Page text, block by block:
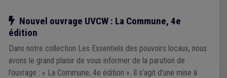
Notre action
Nouvel ouvrage UVCW : La Commune, 4e
édition
Dans notre collection Les Essentiels des pouvoirs locaux, nous
avons le grand plaisir de vous informer de la parution de
l’ouvrage : « La Commune, 4e édition ». Il s’agit d’une mise à